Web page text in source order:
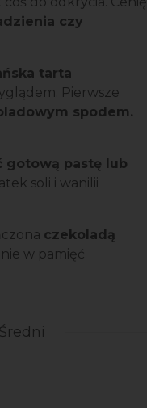
czy
tarta
Pierwsze
spodem.
gotową pastę lub
soli i wanilii
czekoladą
w pamięć
Średni